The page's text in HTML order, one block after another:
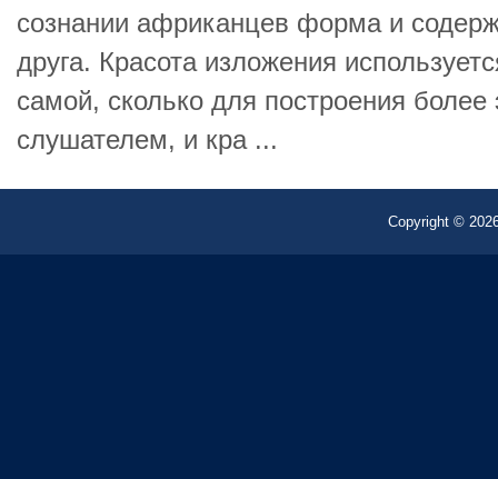
сознании африканцев форма и
друга. Красота изложения
самой, сколько для построения
слушателем, и кра ...
Copyright ©